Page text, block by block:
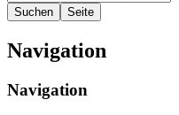
Navigation
Navigation